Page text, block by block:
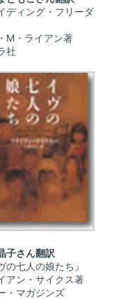
ディング・フリーダ
M・ライアン著
社
子さん翻訳
の七人の娘たち』
アン・サイクス著
・マガジンズ